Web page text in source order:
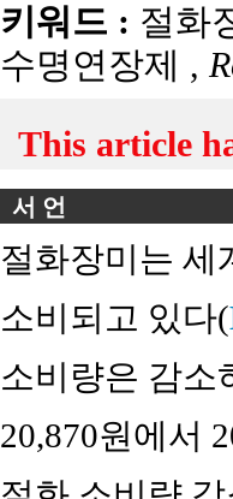
키워드 : 절화
수명연장제 ,
This article
서 언
절화장미는 세
소비되고 있다(
소비량은 감소
20,870원에서